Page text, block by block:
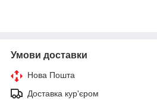
Умови доставки
Нова Пошта
Доставка кур'єром